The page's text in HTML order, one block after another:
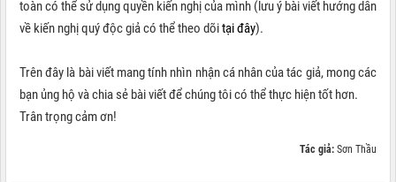
toàn có thể sử dụng quyền kiến nghị của mình (lưu ý bài viết hướng dẫn
về kiến nghị quý độc giả có thể theo dõitại đây).
Trên đây là bài viết mang tính nhìn nhận cá nhân của tác giả, mong các
bạn ủng hộ và chia sẻ bài viết để chúng tôi có thể thực hiện tốt hơn.
Trân trọng cảm ơn!
Tác giả: Sơn Thầu